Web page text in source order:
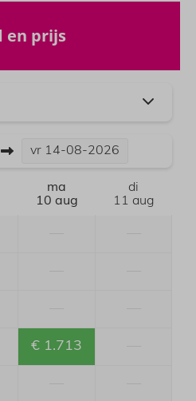
en prijs
vr 14-08-2026
ma
10 aug
di
11 aug
€ 1.713